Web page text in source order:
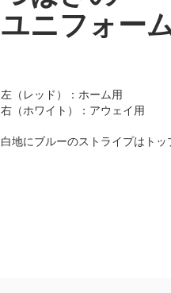
ユニフォー
左（レッド）：ホーム用
右（ホワイト）：アウェイ用
白地にブルーのストライプはト